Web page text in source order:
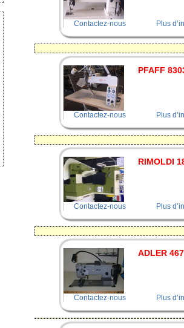
Contactez-nous Plus
PFAFF
Contactez-nous Plus
RIMOLDI
Contactez-nous Plus
ADLER 467
Contactez-nous Plus